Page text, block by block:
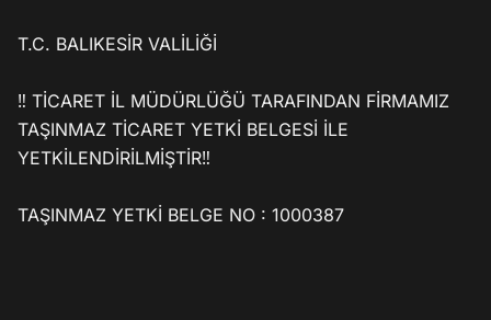
T.C. BALIKESİR VALİLİĞİ
‼️ TİCARET İL MÜDÜRLÜĞÜ TARAFINDAN FİRMAMIZ
TAŞINMAZ TİCARET YETKİ BELGESİ İLE
YETKİLENDİRİLMİŞTİR‼️
TAŞINMAZ YETKİ BELGE NO : 1000387